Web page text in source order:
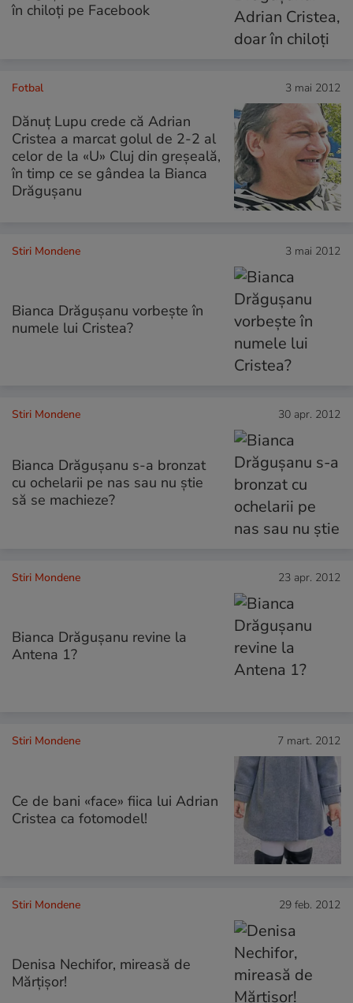
în chiloți pe Facebook
Fotbal 3 mai 2012
Dănuţ Lupu crede că Adrian
Cristea a marcat golul de 2-2 al
celor de la «U» Cluj din greşeală,
în timp ce se gândea la Bianca
Drăguşanu
Stiri Mondene 3 mai 2012
Bianca Drăguşanu vorbeşte în
numele lui Cristea?
Stiri Mondene 30 apr. 2012
Bianca Drăgușanu s-a bronzat
cu ochelarii pe nas sau nu știe
să se machieze?
Stiri Mondene 23 apr. 2012
Bianca Drăgușanu revine la
Antena 1?
Stiri Mondene 7 mart. 2012
Ce de bani «face» fiica lui Adrian
Cristea ca fotomodel!
Stiri Mondene 29 feb. 2012
Denisa Nechifor, mireasă de
Mărţişor!